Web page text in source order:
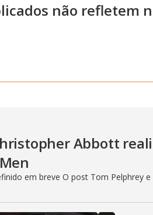
não refletem
Abbott
em breve O post Tom Pelphrey